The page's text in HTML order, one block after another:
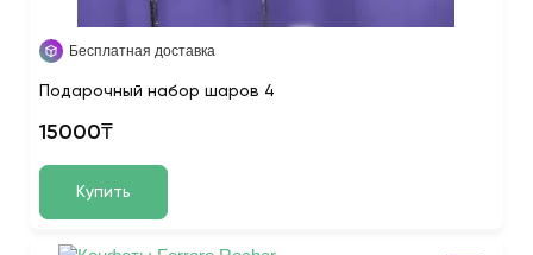
Бесплатная доставка
Подарочный набор шаров 4
15000₸
Купить